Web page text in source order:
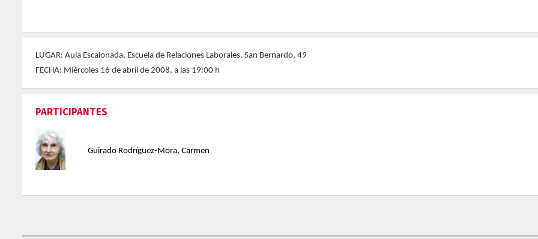
LUGAR: Aula Escalonada, Escuela de Relaciones Laborales. San Bernardo, 49
FECHA: Miércoles 16 de abril de 2008, a las 19:00 h
PARTICIPANTES
Guirado Rodríguez-Mora, Carmen